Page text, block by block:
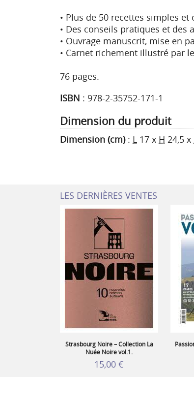
• Plus de 50 recettes simples
• Des conseils pratiques et
• Ouvrage manuscrit, mise en
• Carnet richement illustré par
76 pages.
ISBN : 978-2-35752-171-1
Dimension du produit
Dimension (cm): L 17 x H 24,5 x
LES DERNIÈRES VENTES
Strasbourg Noire – Collection La
Nuée Noire vol.1.
15,00 €